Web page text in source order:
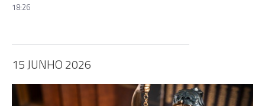
18:26
15 JUNHO 2026